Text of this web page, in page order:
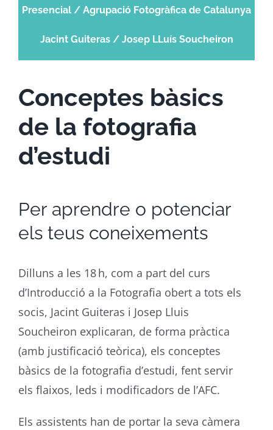
Conceptes bàsics
de la fotografia
d’estudi
Per aprendre o potenciar
els teus coneixements
Dilluns a les 18 h, com a part del curs
d’Introducció a la Fotografia obert a tots els
socis, Jacint Guiteras i Josep Lluis
Soucheiron explicaran, de forma pràctica
(amb justificació teòrica), els conceptes
bàsics de la fotografia d’estudi, fent servir
els flaixos, leds i modificadors de l’AFC.
Els assistents han de portar la seva càmera
Presencial / Agrupació Fotogràfica de Catalunya
Jacint Guiteras / Josep LLuís Soucheiron